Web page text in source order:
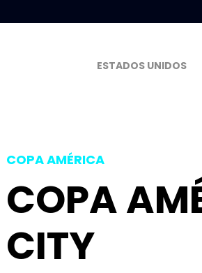
ESTADOS UNIDOS
COPA AMÉRICA
COPA
CITY